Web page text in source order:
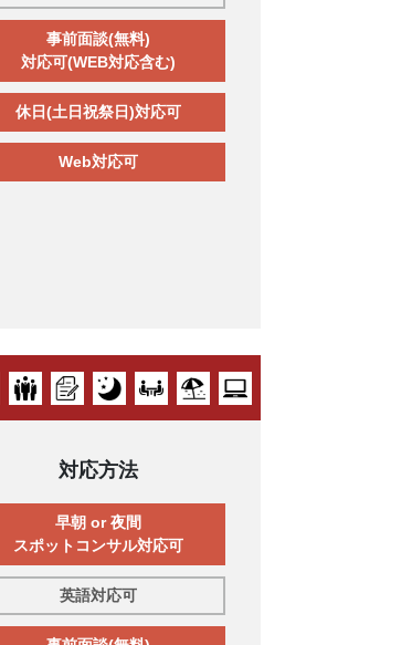
事前面談(無料)
対応可(WEB対応含む)
休日(土日祝祭日)対応可
Web対応可
対応方法
早朝 or 夜間
スポットコンサル対応可
英語対応可